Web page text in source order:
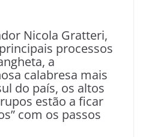
Nicola Gratteri,
processos
a
calabresa mais
do país, os altos
estão a ficar
com os passos